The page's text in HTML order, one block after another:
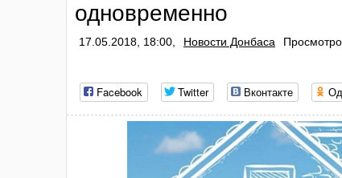
одновременно
17.05.2018, 18:00, Новости Донбаса
Facebook Twitter Вконтакте